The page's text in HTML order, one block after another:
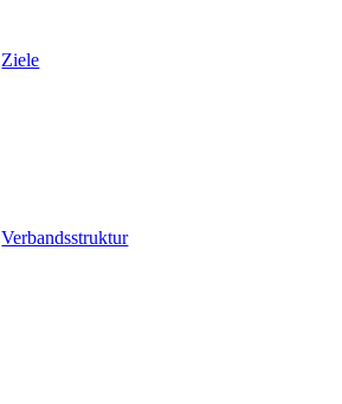
Ziele
Verbandsstruktur